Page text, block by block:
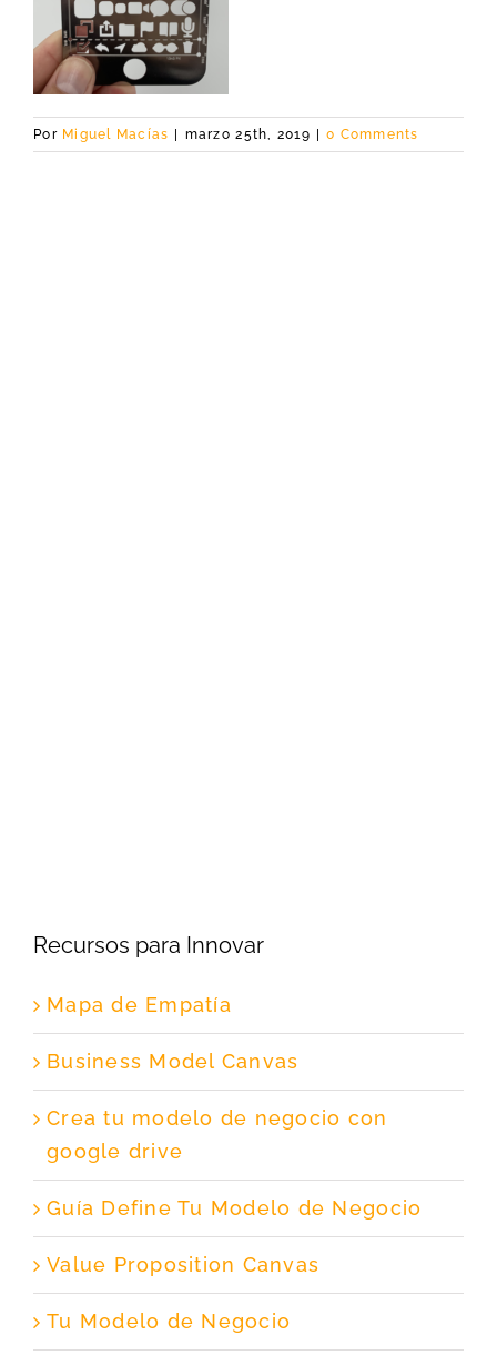
Por Miguel Macías marzo 25th, 2019 0 Comments
Recursos para Innovar
Mapa de Empatía
Business Model Canvas
Crea tu modelo de negocio con
google drive
Guía Define Tu Modelo de Negocio
Value Proposition Canvas
Tu Modelo de Negocio